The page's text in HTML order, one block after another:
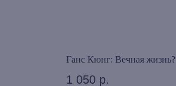
Ганс Кюнг: Вечная жизнь?
1 050 р.